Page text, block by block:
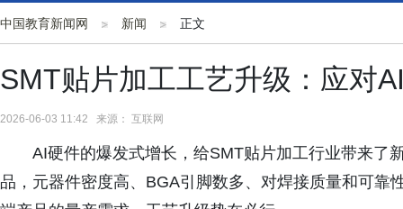
中国教育新闻网 新闻 正文
SMT贴片加工工艺升级：应对
2026-06-03 11:42 来源： 互联网
AI硬件的爆发式增长，给SMT贴片加工行业带来了
品，元器件密度高、BGA引脚数多、对焊接质量和可靠